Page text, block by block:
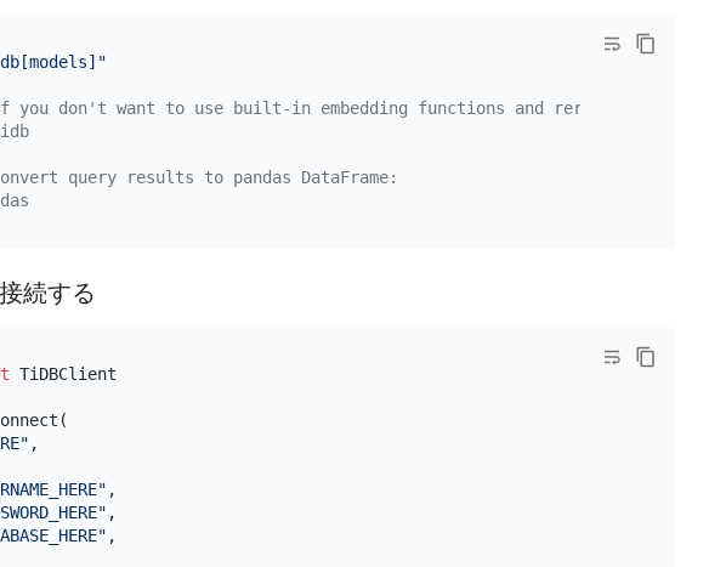
don't want to use built-in embedding functions and rerankers:
query results to pandas DataFrame:
続する
TiDBClient
,
,
,
,